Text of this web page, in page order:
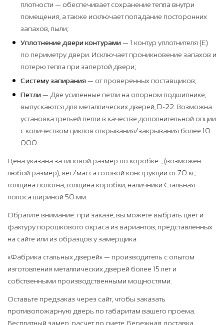
плотности — обеспечивает сохранение тепла внутри
помещения, а также исключает попадание посторонних
запахов, пыли;
Уплотнение двери контурами — 1 контур уплотнителя (Е)
по периметру двери. Исключает проникновение запахов и
потерю тепла при запертой двери;
Систему запирания — от проверенных поставщиков;
Петли — Две усиленные петли на опорном подшипнике,
выпускаются для металлических дверей, D-22. Возможна
установка третьей петли в качестве дополнительной опции
с количеством циклов открывания/закрывания более 10
000.
Цена указана за типовой размер по коробке: , (возможен
любой размер), вес/масса готовой конструкции от 70 кг,
толщина полотна, толщина коробки, наличники Стальная
полоса шириной 50 мм.
Обратите внимание: при заказе, вы можете выбрать цвет и
фактуру порошкового окраса из вариантов, представленных
на сайте или из образцов у замерщика.
«Фабрика стальных дверей» — производитель с опытом
изготовления металлических дверей более 15 лет и
собственными производственными мощностями.
Оставьте предзаказ через сайт, чтобы заказать
противопожарную дверь по габаритам вашего проема.
Бесплатный замер, расчет по смете. Бережная доставка